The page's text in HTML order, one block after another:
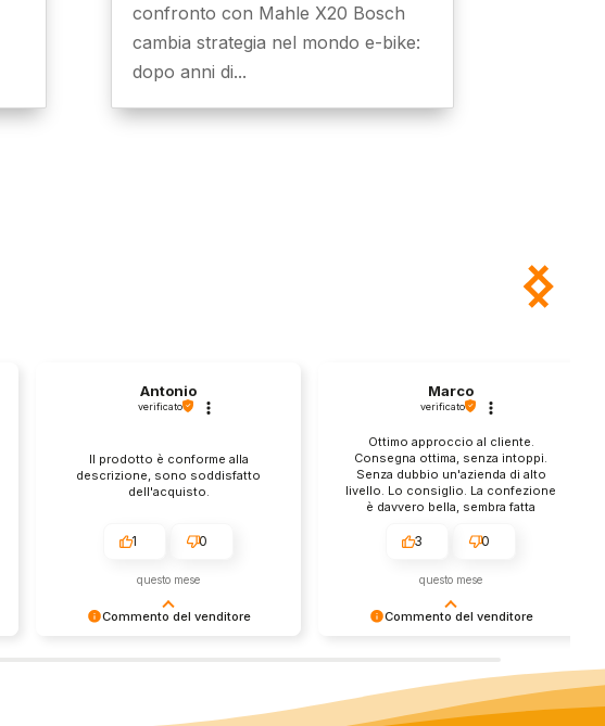
confronto con Mahle X20 Bosch
cambia strategia nel mondo e-bike:
dopo anni di...
Commento del venditore
Antonio
verificato
Il prodotto è conforme alla
descrizione, sono soddisfatto
dell'acquisto.
1 0
questo mese
Commento del venditore
fantastica recensione! Lavoriamo
sodo per soddisfare le esigenze di
clienti come te, e siamo contenti di
Marco
verificato
Ottimo approccio al cliente.
Consegna ottima, senza intoppi.
Senza dubbio un'azienda di alto
livello. Lo consiglio. La confezione
è davvero bella, sembra fatta
3 0
questo mese